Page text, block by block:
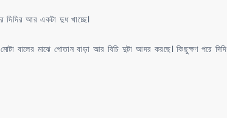
দিদির আর একটা দুধ খাচ্ছে।
বালের মাঝে পোতান বাড়া আর বিচি দুটা আদর করছে। কিছুক্ষণ পরে দিদি